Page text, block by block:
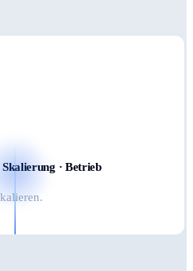
· Betrieb